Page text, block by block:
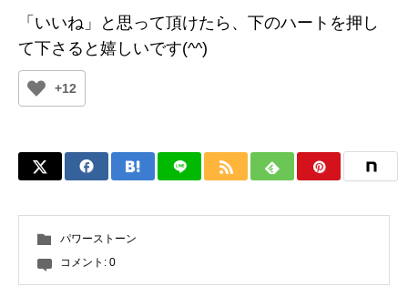
「いいね」と思って頂けたら、下のハートを押し
て下さると嬉しいです(^^)
+12
パワーストーン
コメント: 0